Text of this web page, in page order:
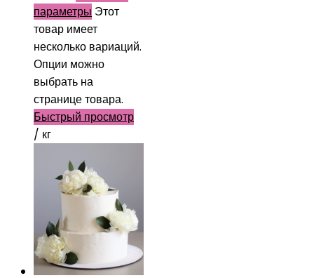
параметры Этот
товар имеет
несколько вариаций.
Опции можно
выбрать на
странице товара.
Быстрый просмотр
/ кг